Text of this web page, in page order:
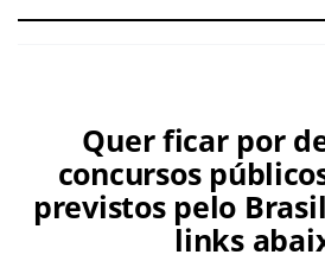
Quer ficar por
concursos
previstos pelo
links